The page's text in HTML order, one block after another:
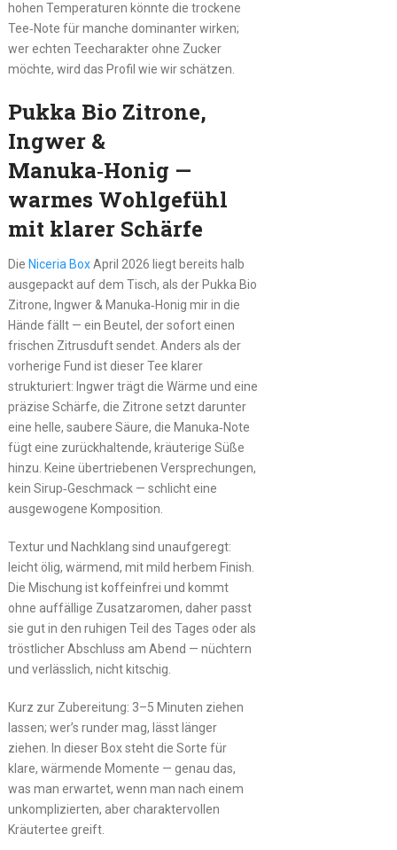
hohen Temperaturen könnte die trockene
Tee‑Note für manche dominanter wirken;
wer echten Teecharakter ohne Zucker
möchte, wird das Profil wie wir schätzen.
Pukka Bio Zitrone,
Ingwer &
Manuka‑Honig —
warmes Wohlgefühl
mit klarer Schärfe
Die Niceria BoxApril 2026 liegt bereits halb
ausgepackt auf dem Tisch, als der Pukka Bio
Zitrone, Ingwer & Manuka‑Honig mir in die
Hände fällt — ein Beutel, der sofort einen
frischen Zitrusduft sendet. Anders als der
vorherige Fund ist dieser Tee klarer
strukturiert: Ingwer trägt die Wärme und eine
präzise Schärfe, die Zitrone setzt darunter
eine helle, saubere Säure, die Manuka‑Note
fügt eine zurückhaltende, kräuterige Süße
hinzu. Keine übertriebenen Versprechungen,
kein Sirup‑Geschmack — schlicht eine
ausgewogene Komposition.
Textur und Nachklang sind unaufgeregt:
leicht ölig, wärmend, mit mild herbem Finish.
Die Mischung ist koffeinfrei und kommt
ohne auffällige Zusatzaromen, daher passt
sie gut in den ruhigen Teil des Tages oder als
tröstlicher Abschluss am Abend — nüchtern
und verlässlich, nicht kitschig.
Kurz zur Zubereitung: 3–5 Minuten ziehen
lassen; wer’s runder mag, lässt länger
ziehen. In dieser Box steht die Sorte für
klare, wärmende Momente — genau das,
was man erwartet, wenn man nach einem
unkomplizierten, aber charaktervollen
Kräutertee greift.